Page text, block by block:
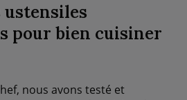
ustensiles
pour bien cuisiner
nous avons testé et